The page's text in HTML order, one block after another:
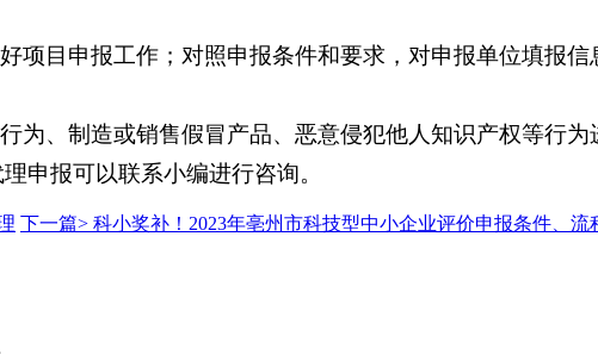
目申报工作；对照申报条件和要求，对申报单位填报信
、制造或销售假冒产品、恶意侵犯他人知识产权等行为
申报可以联系小编进行咨询。
下一篇> 科小奖补！2023年亳州市科技型中小企业评价申报条件、流